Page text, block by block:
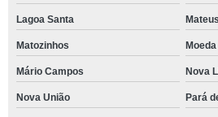
Lagoa Santa
Matozinhos Moeda
Mário Campos Nova
Nova União Pará